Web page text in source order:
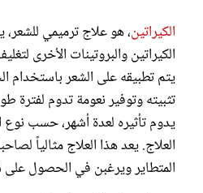
الكيراتين، هو علاج ترميمي
الكيراتين والبروتينات الأخرى
يتم تطبيقه على الشعر باستخدام
يدوم تأثيره لعدة أشهر، حسب نوع
العلاج. يعد هذا العلاج مثالياً
المتطاير ويرغبن في الحصول على